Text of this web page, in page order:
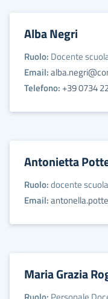
Alba Negri
Ruolo: Docente
Email:
Telefono:+39 0734
Antonietta
Ruolo:docente
Email:
Maria Grazia